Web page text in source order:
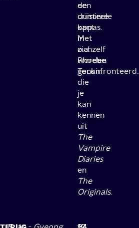
een
criminele
oppas.
Met
o.a.
Phoebe
Tonkin
die
je
kan
kennen
uit
The
Vampire
Diaries
en
The
Originals.
de
duistere
kant
in
zichzelf
worden
geconfronteerd.